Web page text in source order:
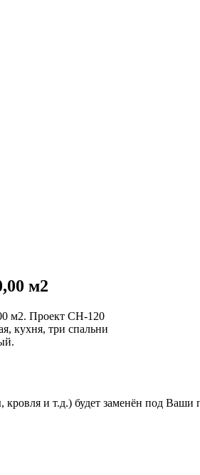
м2
м2. Проект СН-120
кухня, три спальни
и т.д.) будет заменён под